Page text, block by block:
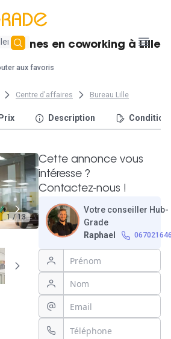
en coworking à Lille
aux favoris
Centre d'affaires Bureau Lille
Prix Description
1 / 13
Cette annonce vous
intéresse ?
Contactez-nous !
Votre conseiller Hub-
Grade
Raphael